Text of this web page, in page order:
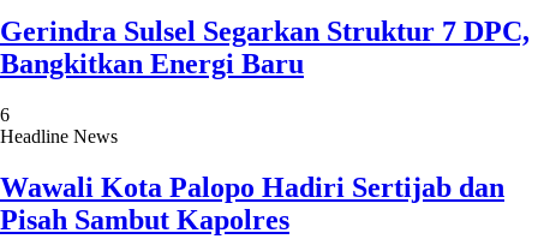
Gerindra Sulsel Segarkan Struktur 7 DPC,
Bangkitkan Energi Baru
6
Headline News
Wawali Kota Palopo Hadiri Sertijab dan
Pisah Sambut Kapolres